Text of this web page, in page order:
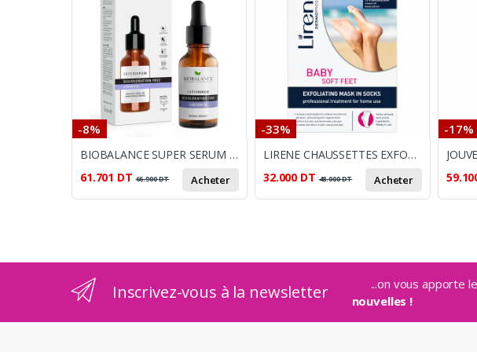
-8%
BIOBALANCE SUPER SERUM ECLAT UNIFIANT LUMISKIN 4% 30ML
61.701 DT 66.900DT Acheter
-33%
LIRENE CHAUSSETTES EXFOLIANTES À 2,5 % D’URÉE
32.000 DT 48.000DT Acheter
-17%
Inscrivez-vous à la newsletter ...on vous apporte
nouvelles !